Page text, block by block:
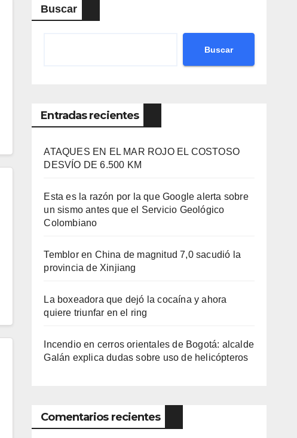
Buscar
Buscar
Entradas recientes
ATAQUES EN EL MAR ROJO EL COSTOSO
DESVÍO DE 6.500 KM
Esta es la razón por la que Google alerta sobre
un sismo antes que el Servicio Geológico
Colombiano
Temblor en China de magnitud 7,0 sacudió la
provincia de Xinjiang
La boxeadora que dejó la cocaína y ahora
quiere triunfar en el ring​
Incendio en cerros orientales de Bogotá: alcalde
Galán explica dudas sobre uso de helicópteros
Comentarios recientes